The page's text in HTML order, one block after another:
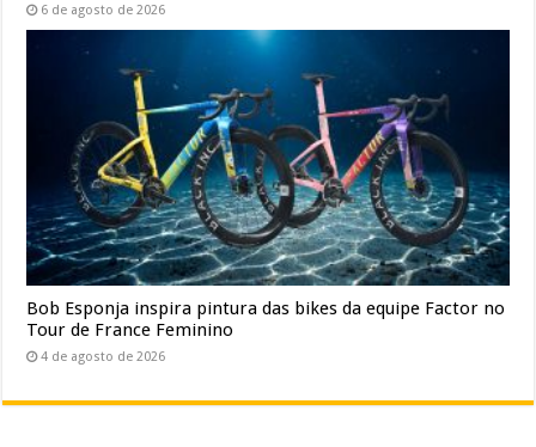
6 de agosto de 2026
Bob Esponja inspira pintura das bikes da equipe Factor no
Tour de France Feminino
4 de agosto de 2026